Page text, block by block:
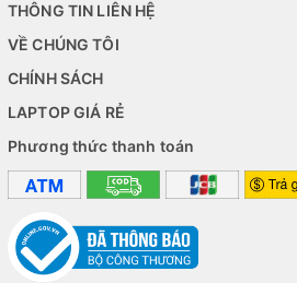
THÔNG TIN LIÊN HỆ
VỀ CHÚNG TÔI
CHÍNH SÁCH
LAPTOP GIÁ RẺ
Phương thức thanh toán